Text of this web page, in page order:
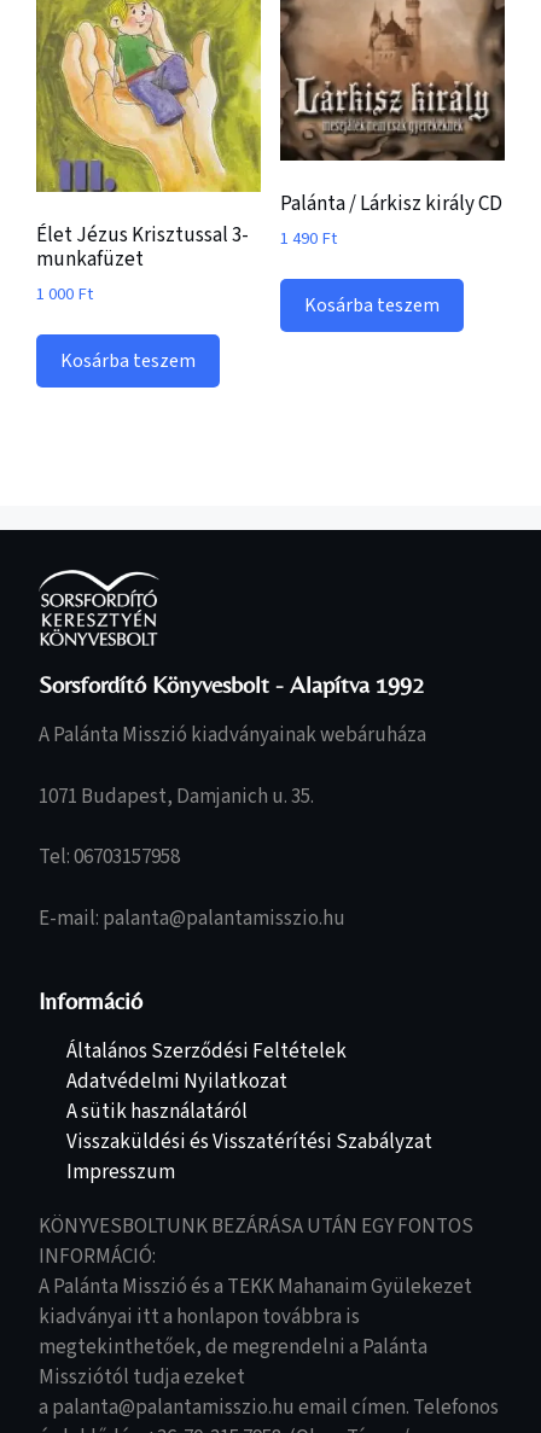
Élet Jézus Krisztussal 3-
munkafüzet
1 000Ft
Kosárba teszem
Palánta / Lárkisz király CD
1 490Ft
Kosárba teszem
Sorsfordító Könyvesbolt - Alapítva 1992
A Palánta Misszió kiadványainak webáruháza
1071 Budapest, Damjanich u. 35.
Tel: 06703157958
E-mail: palanta@palantamisszio.hu
Információ
Általános Szerződési Feltételek
Adatvédelmi Nyilatkozat
A sütik használatáról
Visszaküldési és Visszatérítési Szabályzat
Impresszum
KÖNYVESBOLTUNK BEZÁRÁSA UTÁN EGY FONTOS
INFORMÁCIÓ:
A Palánta Misszió és a TEKK Mahanaim Gyülekezet
kiadványai itt a honlapon továbbra is
megtekinthetőek, de megrendelni a Palánta
Missziótól tudja ezeket
a palanta@palantamisszio.hu email címen. Telefonos